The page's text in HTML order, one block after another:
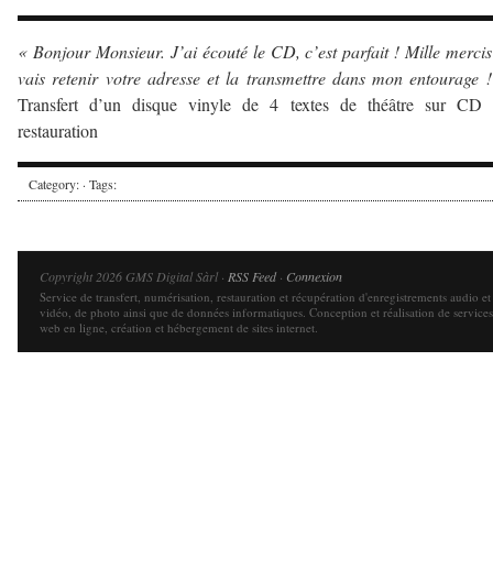
« Bonjour Monsieur. J’ai écouté le CD, c’est parfait ! Mille
vais retenir votre adresse et la transmettre dans mon entourage
Transfert d’un disque vinyle de 4 textes de théâtre sur CD
restauration
Category: · Tags:
Copyright 2026 GMS Digital Sàrl · RSS Feed· Connexion
Service de transfert, numérisation, restauration et récupération d'enregistrements audio et
vidéo, de photo ainsi que de données informatiques. Conception et réalisation de services
web en ligne, création et hébergement de sites internet.